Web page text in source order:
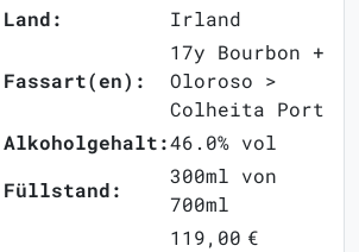
Land:
Irland
Fassart(en):
17y Bourbon +
Oloroso >
Colheita Port
Alkoholgehalt:46.0% vol
Füllstand:
300ml von
700ml
119,00 €